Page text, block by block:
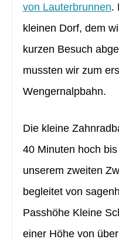
von Lauterbrunnen.
kleinen Dorf, dem
kurzen Besuch
mussten wir zum
Wengernalpbahn.
Die kleine
40 Minuten hoch
unserem zweiten
begleitet von
Passhöhe Kleine
einer Höhe von